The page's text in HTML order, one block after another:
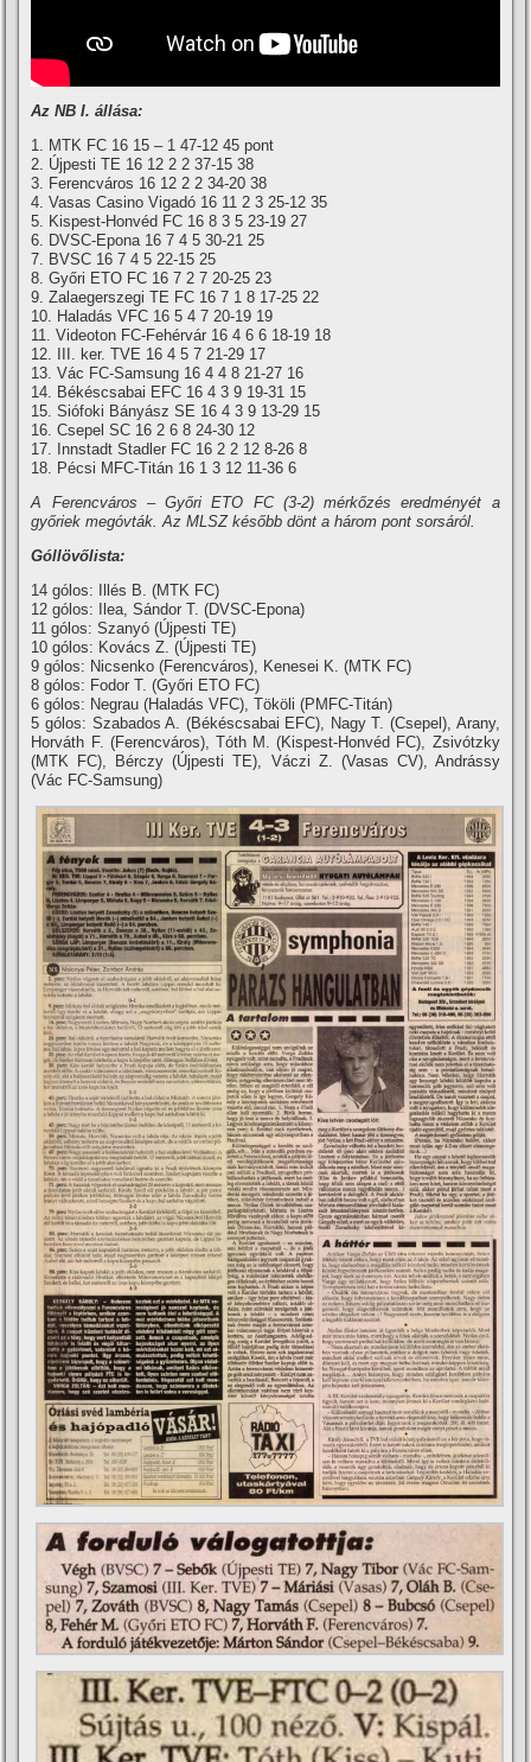
Az NB I. állása:
1. MTK FC 16 15 – 1 47-12 45 pont
2. Újpesti TE 16 12 2 2 37-15 38
3. Ferencváros 16 12 2 2 34-20 38
4. Vasas Casino Vigadó 16 11 2 3 25-12 35
5. Kispest-Honvéd FC 16 8 3 5 23-19 27
6. DVSC-Epona 16 7 4 5 30-21 25
7. BVSC 16 7 4 5 22-15 25
8. Győri ETO FC 16 7 2 7 20-25 23
9. Zalaegerszegi TE FC 16 7 1 8 17-25 22
10. Haladás VFC 16 5 4 7 20-19 19
11. Videoton FC-Fehérvár 16 4 6 6 18-19 18
12. III. ker. TVE 16 4 5 7 21-29 17
13. Vác FC-Samsung 16 4 4 8 21-27 16
14. Békéscsabai EFC 16 4 3 9 19-31 15
15. Siófoki Bányász SE 16 4 3 9 13-29 15
16. Csepel SC 16 2 6 8 24-30 12
17. Innstadt Stadler FC 16 2 2 12 8-26 8
18. Pécsi MFC-Titán 16 1 3 12 11-36 6
A Ferencváros – Győri ETO FC (3-2) mérkőzés eredményét a
győriek megóvták. Az MLSZ később dönt a három pont sorsáról.
Góllövőlista:
14 gólos: Illés B. (MTK FC)
12 gólos: Ilea, Sándor T. (DVSC-Epona)
11 gólos: Szanyó (Újpesti TE)
10 gólos: Kovács Z. (Újpesti TE)
9 gólos: Nicsenko (Ferencváros), Kenesei K. (MTK FC)
8 gólos: Fodor T. (Győri ETO FC)
6 gólos: Negrau (Haladás VFC), Tököli (PMFC-Titán)
5 gólos: Szabados A. (Békéscsabai EFC), Nagy T. (Csepel), Arany,
Horváth F. (Ferencváros), Tóth M. (Kispest-Honvéd FC), Zsivótzky
(MTK FC), Bérczy (Újpesti TE), Váczi Z. (Vasas CV), Andrássy
(Vác FC-Samsung)